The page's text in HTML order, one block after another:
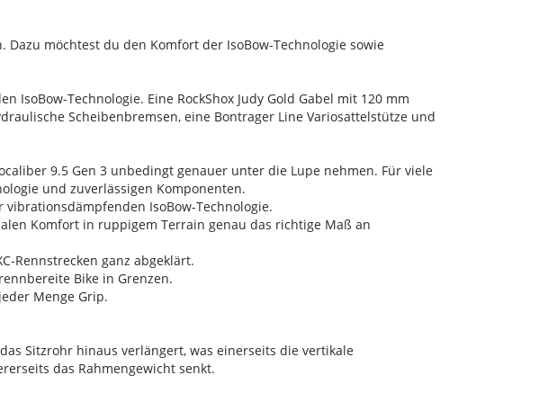
möchtest du den Komfort der IsoBow-Technologie sowie
Technologie. Eine RockShox Judy Gold Gabel mit 120 mm
Scheibenbremsen, eine Bontrager Line Variosattelstütze und
9.5 Gen 3 unbedingt genauer unter die Lupe nehmen. Für viele
und zuverlässigen Komponenten.
IsoBow-Technologie.
Komfort in ruppigem Terrain genau das richtige Maß an
Rennstrecken ganz abgeklärt.
Bike in Grenzen.
Menge Grip.
Sitzrohr hinaus verlängert, was einerseits die vertikale
das Rahmengewicht senkt.